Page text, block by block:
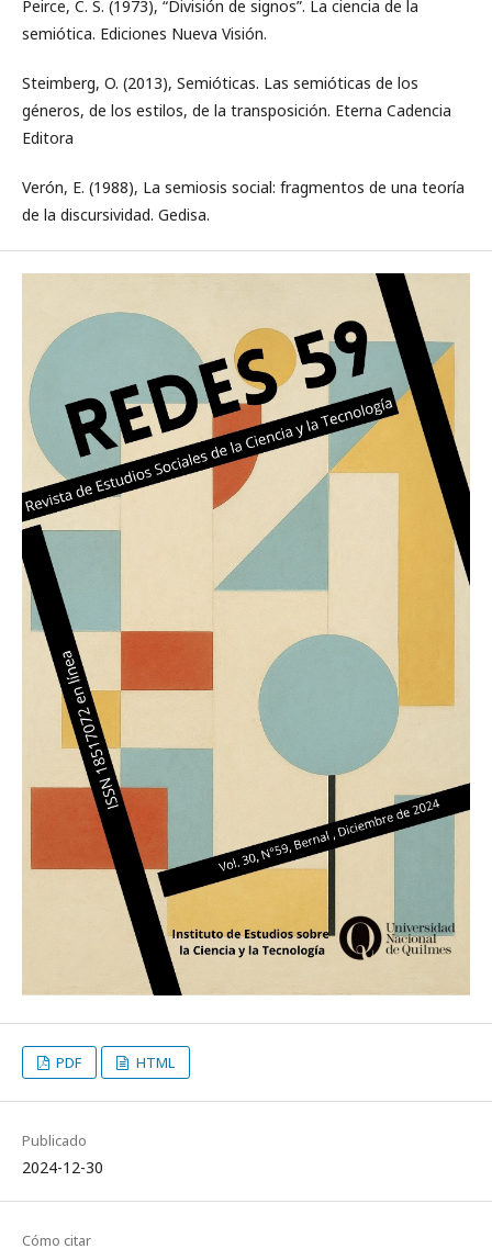
Peirce, C. S. (1973), “División de signos”. La ciencia de la
semiótica. Ediciones Nueva Visión.
Steimberg, O. (2013), Semióticas. Las semióticas de los
géneros, de los estilos, de la transposición. Eterna Cadencia
Editora
Verón, E. (1988), La semiosis social: fragmentos de una teoría
de la discursividad. Gedisa.
PDF HTML
Publicado
2024-12-30
Cómo citar